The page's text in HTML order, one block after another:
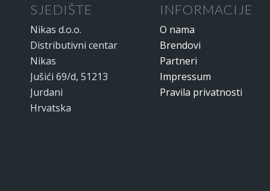
SJEDIŠTE
Nikas d.o.o.
Distributivni centar
Nikas
Jušići 69/d, 51213
Jurdani
Hrvatska
INFORMACIJE
O nama
Brendovi
Partneri
Impressum
Pravila privatnosti